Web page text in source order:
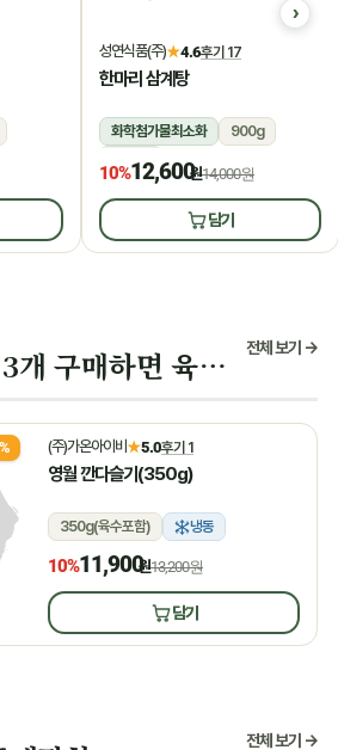
성연식품(주)★4.6후기 17
한마리 삼계탕
화학첨가물최소화
900g
상온
10%12,600원14,000원
담기
영월 깐다슬기 3개 구매하면 육수 증정 전체 보기 →
(주)가온아이비★5.0후기 1
영월 깐다슬기(350g)
350g(육수포함) 냉동
10%11,900원13,200원
담기
전체 보기 →